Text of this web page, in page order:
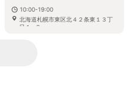
10:00-19:00
北海道札幌市東区北４２条東１３丁
目１−２